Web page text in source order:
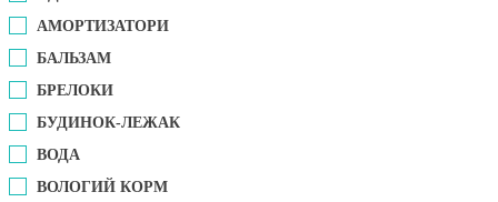
АМОРТИЗАТОРИ
БАЛЬЗАМ
БРЕЛОКИ
БУДИНОК-ЛЕЖАК
ВОДА
ВОЛОГИЙ КОРМ